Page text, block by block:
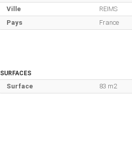
Ville
REIMS
Pays
France
SURFACES
Surface 83 m2